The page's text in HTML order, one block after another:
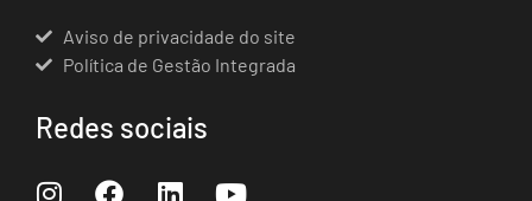
Aviso de privacidade do site
Política de Gestão Integrada
Redes sociais